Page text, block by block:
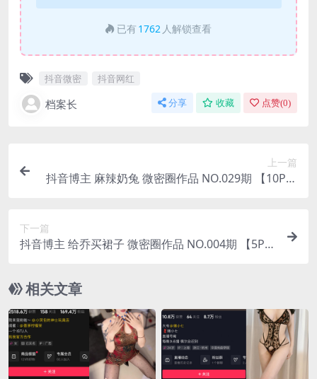
已有 1762 人解锁查看
抖音微密 抖音网红
档案长 分享 收藏 点赞(0)
上一篇
抖音博主 麻辣奶兔 微密圈作品 NO.029期 【10P】
下一篇
抖音博主 给乔买裙子 微密圈作品 NO.004期 【5P6
相关文章